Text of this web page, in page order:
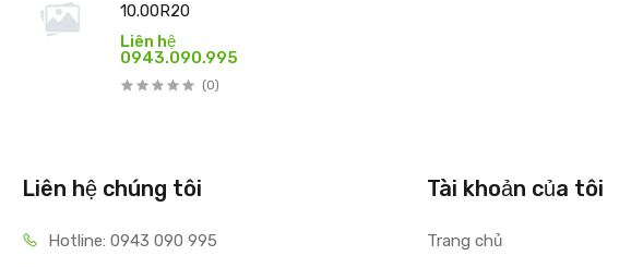
10.00R20
Liên hệ
0943.090.995
(0)
Liên hệ chúng tôi
Hotline: 0943 090 995
Tài khoản của tôi
Trang chủ